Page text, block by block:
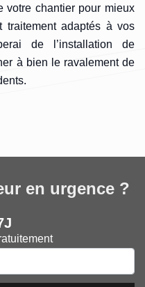
votre chantier pour mieux
traitement adaptés à vos
de l’installation de
à bien le ravalement de
en urgence ?